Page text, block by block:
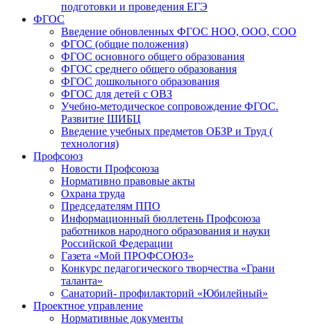
подготовки и проведения ЕГЭ
ФГОС
Введение обновленных ФГОС НОО, ООО, СОО
ФГОС (общие положения)
ФГОС основного общего образования
ФГОС среднего общего образования
ФГОС дошкольного образования
ФГОС для детей с ОВЗ
Учебно-методическое сопровождение ФГОС.
Развитие ШИБЦ
Введение учебных предметов ОБЗР и Труд (
технология)
Профсоюз
Новости Профсоюза
Нормативно правовые акты
Охрана труда
Председателям ППО
Информационный бюллетень Профсоюза
работников народного образования и науки
Российской Федерации
Газета «Мой ПРОФСОЮЗ»
Конкурс педагогического творчества «Грани
таланта»
Санаторий- профилакторий «Юбилейный»
Проектное управление
Нормативные документы